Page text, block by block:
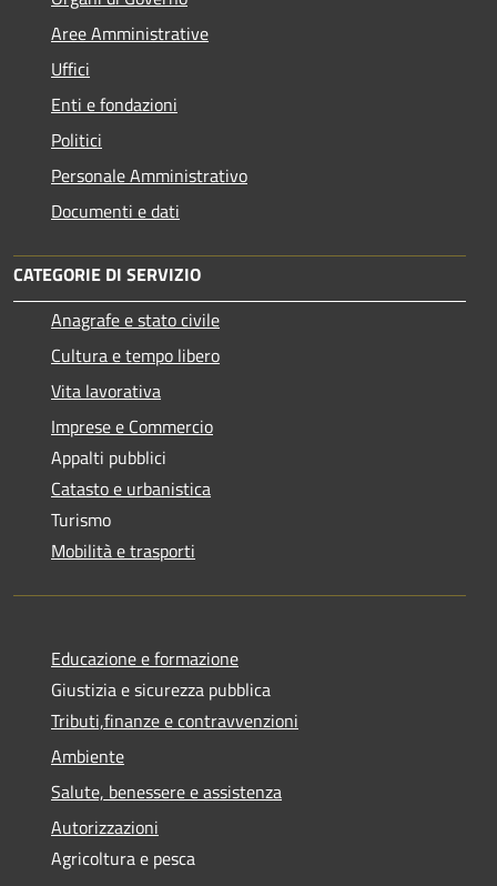
Aree Amministrative
Uffici
Enti e fondazioni
Politici
Personale Amministrativo
Documenti e dati
CATEGORIE DI SERVIZIO
Anagrafe e stato civile
Cultura e tempo libero
Vita lavorativa
Imprese e Commercio
Appalti pubblici
Catasto e urbanistica
Turismo
Mobilità e trasporti
Educazione e formazione
Giustizia e sicurezza pubblica
Tributi,finanze e contravvenzioni
Ambiente
Salute, benessere e assistenza
Autorizzazioni
Agricoltura e pesca